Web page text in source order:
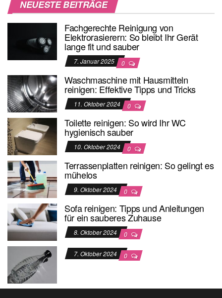
NEUESTE BEITRÄGE
Fachgerechte Reinigung von
Elektrorasierern: So bleibt Ihr Gerät
lange fit und sauber
7. Januar 2025 0
Waschmaschine mit Hausmitteln
reinigen: Effektive Tipps und Tricks
11. Oktober 2024 0
Toilette reinigen: So wird Ihr WC
hygienisch sauber
10. Oktober 2024 0
Terrassenplatten reinigen: So gelingt es
mühelos
9. Oktober 2024 0
Sofa reinigen: Tipps und Anleitungen
für ein sauberes Zuhause
8. Oktober 2024 0
7. Oktober 2024 0